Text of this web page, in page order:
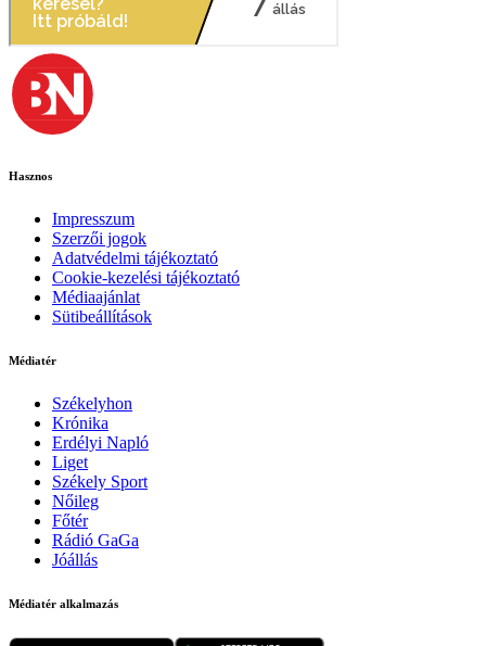
Hasznos
Impresszum
Szerzői jogok
Adatvédelmi tájékoztató
Cookie-kezelési tájékoztató
Médiaajánlat
Sütibeállítások
Médiatér
Székelyhon
Krónika
Erdélyi Napló
Liget
Székely Sport
Nőileg
Főtér
Rádió GaGa
Jóállás
Médiatér alkalmazás